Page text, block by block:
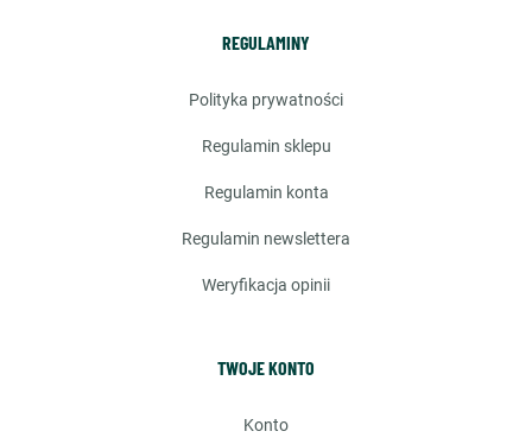
REGULAMINY
polityka prywatności
regulamin sklepu
regulamin konta
regulamin newslettera
weryfikacja opinii
TWOJE KONTO
konto